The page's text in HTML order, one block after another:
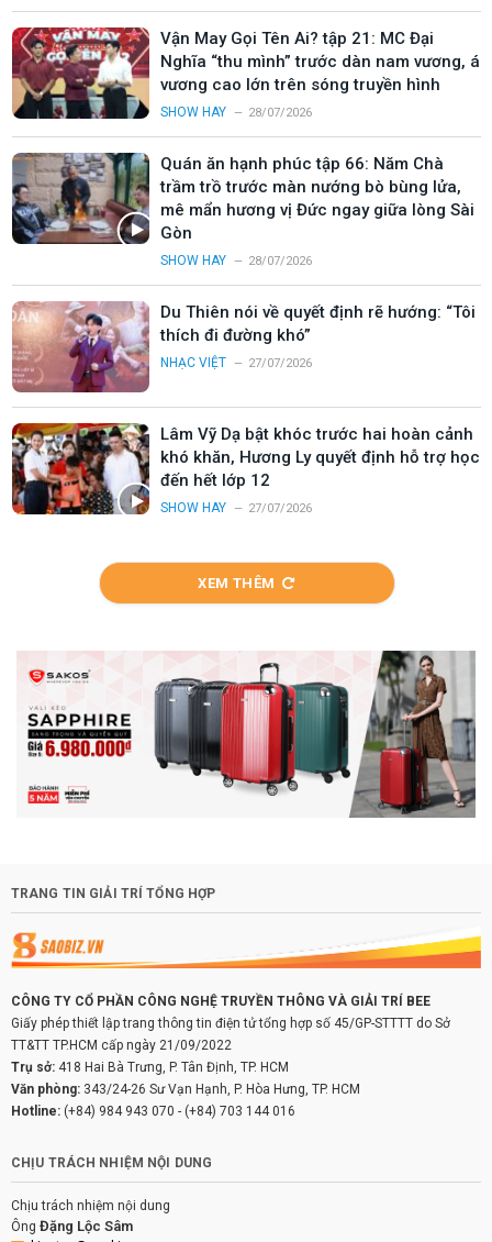
Vận May Gọi Tên Ai? tập 21: MC Đại
Nghĩa “thu mình” trước dàn nam vương, á
vương cao lớn trên sóng truyền hình
SHOW HAY 28/07/2026
Quán ăn hạnh phúc tập 66: Năm Chà
trầm trồ trước màn nướng bò bùng lửa,
mê mẩn hương vị Đức ngay giữa lòng Sài
Gòn
SHOW HAY 28/07/2026
Du Thiên nói về quyết định rẽ hướng: “Tôi
thích đi đường khó”
NHẠC VIỆT 27/07/2026
Lâm Vỹ Dạ bật khóc trước hai hoàn cảnh
khó khăn, Hương Ly quyết định hỗ trợ học
đến hết lớp 12
SHOW HAY 27/07/2026
XEM THÊM
TRANG TIN GIẢI TRÍ TỔNG HỢP
CÔNG TY CỔ PHẦN CÔNG NGHỆ TRUYỀN THÔNG VÀ GIẢI TRÍ BEE
Giấy phép thiết lập trang thông tin điện tử tổng hợp số 45/GP-STTTT do Sở
TT&TT TP.HCM cấp ngày 21/09/2022
Trụ sở: 418 Hai Bà Trưng, P. Tân Định, TP. HCM
Văn phòng: 343/24-26 Sư Vạn Hạnh, P. Hòa Hưng, TP. HCM
Hotline: (+84) 984 943 070 - (+84) 703 144 016
CHỊU TRÁCH NHIỆM NỘI DUNG
Chịu trách nhiệm nội dung
Ông Đặng Lộc Sâm